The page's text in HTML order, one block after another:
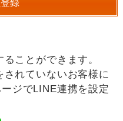
ことができます。
れていないお客様に
ジでLINE連携を設定